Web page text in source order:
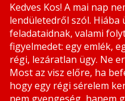
KOS
BIKA
IKREK
RÁK
Kedves Kos! A mai nap
lendületedről szól. Hiába
feladataidnak, valami
figyelmedet: egy emlék,
régi, lezáratlan ügy. Ne
Most az visz előre, ha
hogy egy régi sérelem